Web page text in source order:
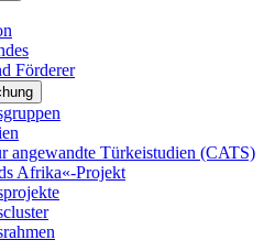
Förderer
angewandte Türkeistudien (CATS)
Afrika«-Projekt